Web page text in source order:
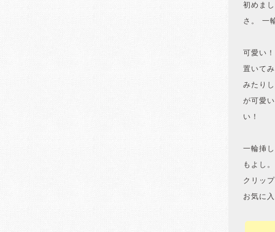
初めま
さ。 一
可愛い
置いて
みたり
が可愛
い！
一輪挿
もよし
クリッ
お気に